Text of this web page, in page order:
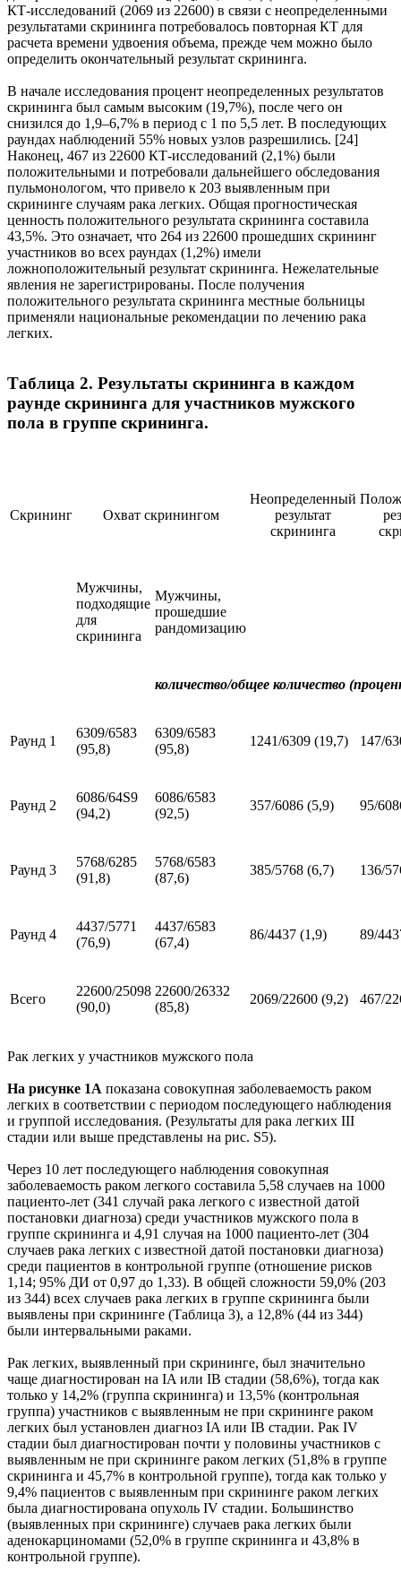
КТ-исследований (2069 из 22600) в связи с неопределенными
результатами скрининга потребовалось повторная КТ для
расчета времени удвоения объема, прежде чем можно было
определить окончательный результат скрининга.
В начале исследования процент неопределенных результатов
скрининга был самым высоким (19,7%), после чего он
снизился до 1,9–6,7% в период с 1 по 5,5 лет. В последующих
раундах наблюдений 55% новых узлов разрешились. [24]
Наконец, 467 из 22600 КТ-исследований (2,1%) были
положительными и потребовали дальнейшего обследования
пульмонологом, что привело к 203 выявленным при
скрининге случаям рака легких. Общая прогностическая
ценность положительного результата скрининга составила
43,5%. Это означает, что 264 из 22600 прошедших скрининг
участников во всех раундах (1,2%) имели
ложноположительный результат скрининга. Нежелательные
явления не зарегистрированы. После получения
положительного результата скрининга местные больницы
применяли национальные рекомендации по лечению рака
легких.
Таблица 2. Результаты скрининга в каждом
раунде скрининга для участников мужского
пола в группе скрининга.
Скрининг Охват скринингом
Неопределенный
результат
скрининга
Мужчины,
подходящие
для
скрининга
Мужчины,
прошедшие
рандомизацию
количество/общее количество
Раунд 1
6309/6583
(95,8)
6309/6583
(95,8)
1241/6309 (19,7) 147/
Раунд 2
6086/64S9
(94,2)
6086/6583
(92,5)
357/6086 (5,9) 95/
Раунд 3
5768/6285
(91,8)
5768/6583
(87,6)
385/5768 (6,7) 136/
Раунд 4
4437/5771
(76,9)
4437/6583
(67,4)
86/4437 (1,9) 89/
Всего
22600/25098
(90,0)
22600/26332
(85,8)
2069/22600 (9,2) 467/
Рак легких у участников мужского пола
На рисунке 1А показана совокупная заболеваемость раком
легких в соответствии с периодом последующего наблюдения
и группой исследования. (Результаты для рака легких III
стадии или выше представлены на рис. S5).
Через 10 лет последующего наблюдения совокупная
заболеваемость раком легкого составила 5,58 случаев на 1000
пациенто-лет (341 случай рака легкого с известной датой
постановки диагноза) среди участников мужского пола в
группе скрининга и 4,91 случая на 1000 пациенто-лет (304
случаев рака легких с известной датой постановки диагноза)
среди пациентов в контрольной группе (отношение рисков
1,14; 95% ДИ от 0,97 до 1,33). В общей сложности 59,0% (203
из 344) всех случаев рака легких в группе скрининга были
выявлены при скрининге (Таблица 3), а 12,8% (44 из 344)
были интервальными раками.
Рак легких, выявленный при скрининге, был значительно
чаще диагностирован на IA или IB стадии (58,6%), тогда как
только у 14,2% (группа скрининга) и 13,5% (контрольная
группа) участников с выявленным не при скрининге раком
легких был установлен диагноз IA или IB стадии. Рак IV
стадии был диагностирован почти у половины участников с
выявленным не при скрининге раком легких (51,8% в группе
скрининга и 45,7% в контрольной группе), тогда как только у
9,4% пациентов с выявленным при скрининге раком легких
была диагностирована опухоль IV стадии. Большинство
(выявленных при скрининге) случаев рака легких были
аденокарциномами (52,0% в группе скрининга и 43,8% в
контрольной группе).